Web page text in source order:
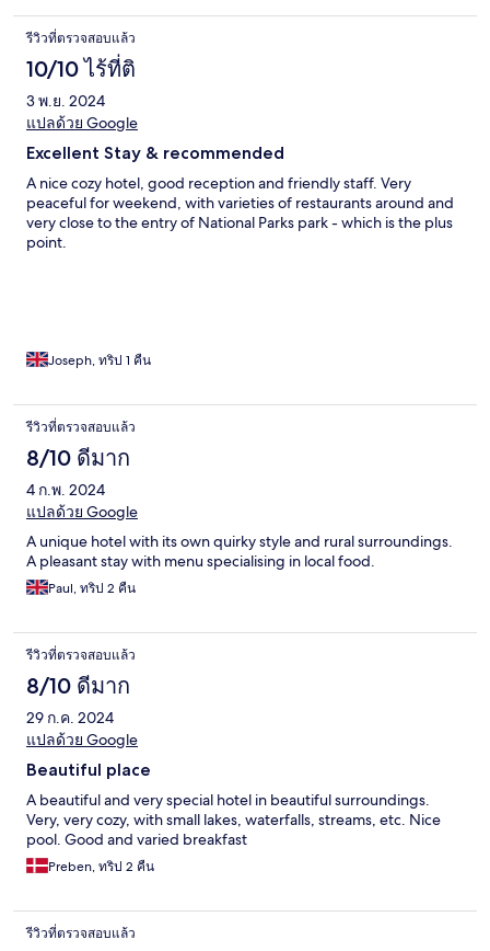
รีวิวที่ตรวจสอบแล้ว
10/10 ไร้ที่ติ
3 พ.ย. 2024
แปลด้วย Google
Excellent Stay & recommended
A nice cozy hotel, good reception and friendly staff. Very
peaceful for weekend, with varieties of restaurants around and
very close to the entry of National Parks park - which is the plus
point.
Joseph, ทริป 1 คืน
รีวิวที่ตรวจสอบแล้ว
8/10 ดีมาก
4 ก.พ. 2024
แปลด้วย Google
A unique hotel with its own quirky style and rural surroundings.
A pleasant stay with menu specialising in local food.
Paul, ทริป 2 คืน
รีวิวที่ตรวจสอบแล้ว
8/10 ดีมาก
29 ก.ค. 2024
แปลด้วย Google
Beautiful place
A beautiful and very special hotel in beautiful surroundings.
Very, very cozy, with small lakes, waterfalls, streams, etc. Nice
pool. Good and varied breakfast
Preben, ทริป 2 คืน
รีวิวที่ตรวจสอบแล้ว